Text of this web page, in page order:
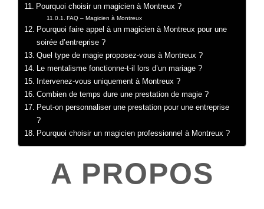
Pourquoi choisir un magicien à Montreux ?
FAQ – Magicien à Montreux
Pourquoi faire appel à un magicien à Montreux pour une
soirée d’entreprise ?
Quel type de magie proposez-vous à Montreux ?
Le mentalisme fonctionne-t-il lors d’un mariage ?
Intervenez-vous uniquement à Montreux ?
Combien de temps dure une prestation de magie ?
Peut-on personnaliser une prestation pour une entreprise
?
Pourquoi choisir un magicien professionnel à Montreux ?
A PROPOS